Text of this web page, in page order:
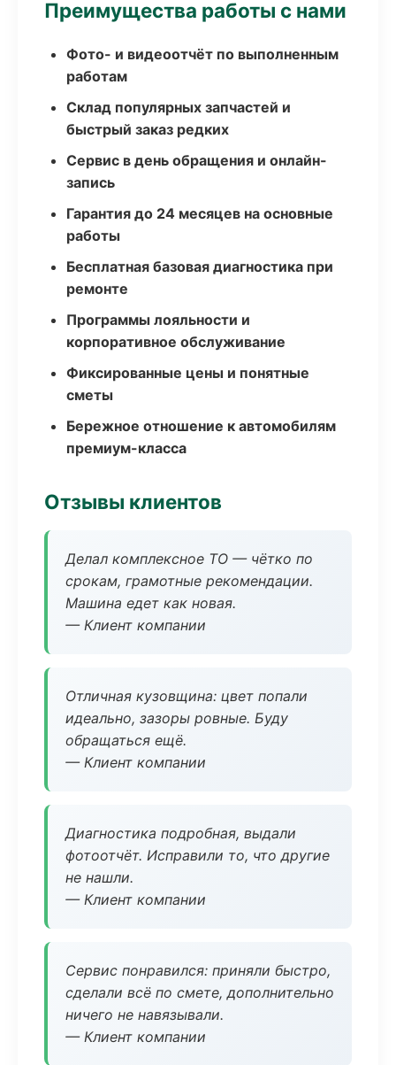
Преимущества работы с нами
Фото- и видеоотчёт по выполненным
работам
Склад популярных запчастей и
быстрый заказ редких
Сервис в день обращения и онлайн-
запись
Гарантия до 24 месяцев на основные
работы
Бесплатная базовая диагностика при
ремонте
Программы лояльности и
корпоративное обслуживание
Фиксированные цены и понятные
сметы
Бережное отношение к автомобилям
премиум-класса
Отзывы клиентов
Делал комплексное ТО — чётко по
срокам, грамотные рекомендации.
Машина едет как новая.
— Клиент компании
Отличная кузовщина: цвет попали
идеально, зазоры ровные. Буду
обращаться ещё.
— Клиент компании
Диагностика подробная, выдали
фотоотчёт. Исправили то, что другие
не нашли.
— Клиент компании
Сервис понравился: приняли быстро,
сделали всё по смете, дополнительно
ничего не навязывали.
— Клиент компании